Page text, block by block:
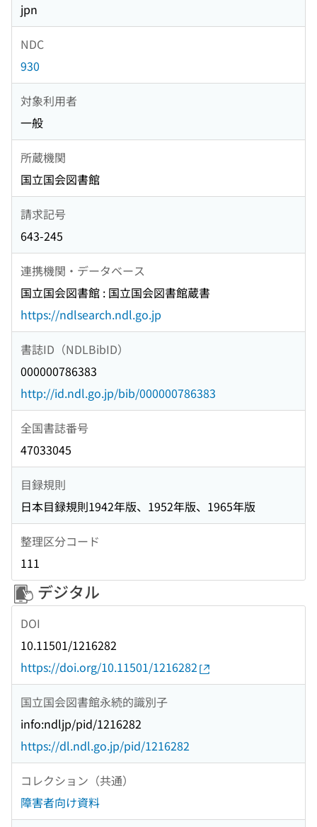
jpn
NDC
930
対象利用者
一般
所蔵機関
国立国会図書館
請求記号
643-245
連携機関・データベース
国立国会図書館 : 国立国会図書館蔵書
https://ndlsearch.ndl.go.jp
書誌ID（NDLBibID）
000000786383
http://id.ndl.go.jp/bib/000000786383
全国書誌番号
47033045
目録規則
日本目録規則1942年版、1952年版、1965年版
整理区分コード
111
デジタル
DOI
10.11501/1216282
https://doi.org/10.11501/1216282
国立国会図書館永続的識別子
info:ndljp/pid/1216282
https://dl.ndl.go.jp/pid/1216282
コレクション（共通）
障害者向け資料